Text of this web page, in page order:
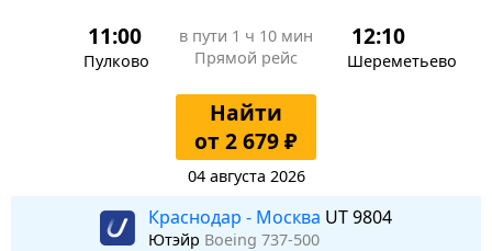
11:00
Пулково
в пути 1 ч 10 мин
Прямой рейс
12:10
Шереметьево
Найти
от 2 679 ₽
04 августа 2026
Краснодар - Москва UT 9804
Ютэйр Boeing 737-500